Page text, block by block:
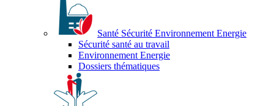
Santé Sécurité Environnement Energie
Sécurité santé au travail
Environnement Energie
Dossiers thématiques